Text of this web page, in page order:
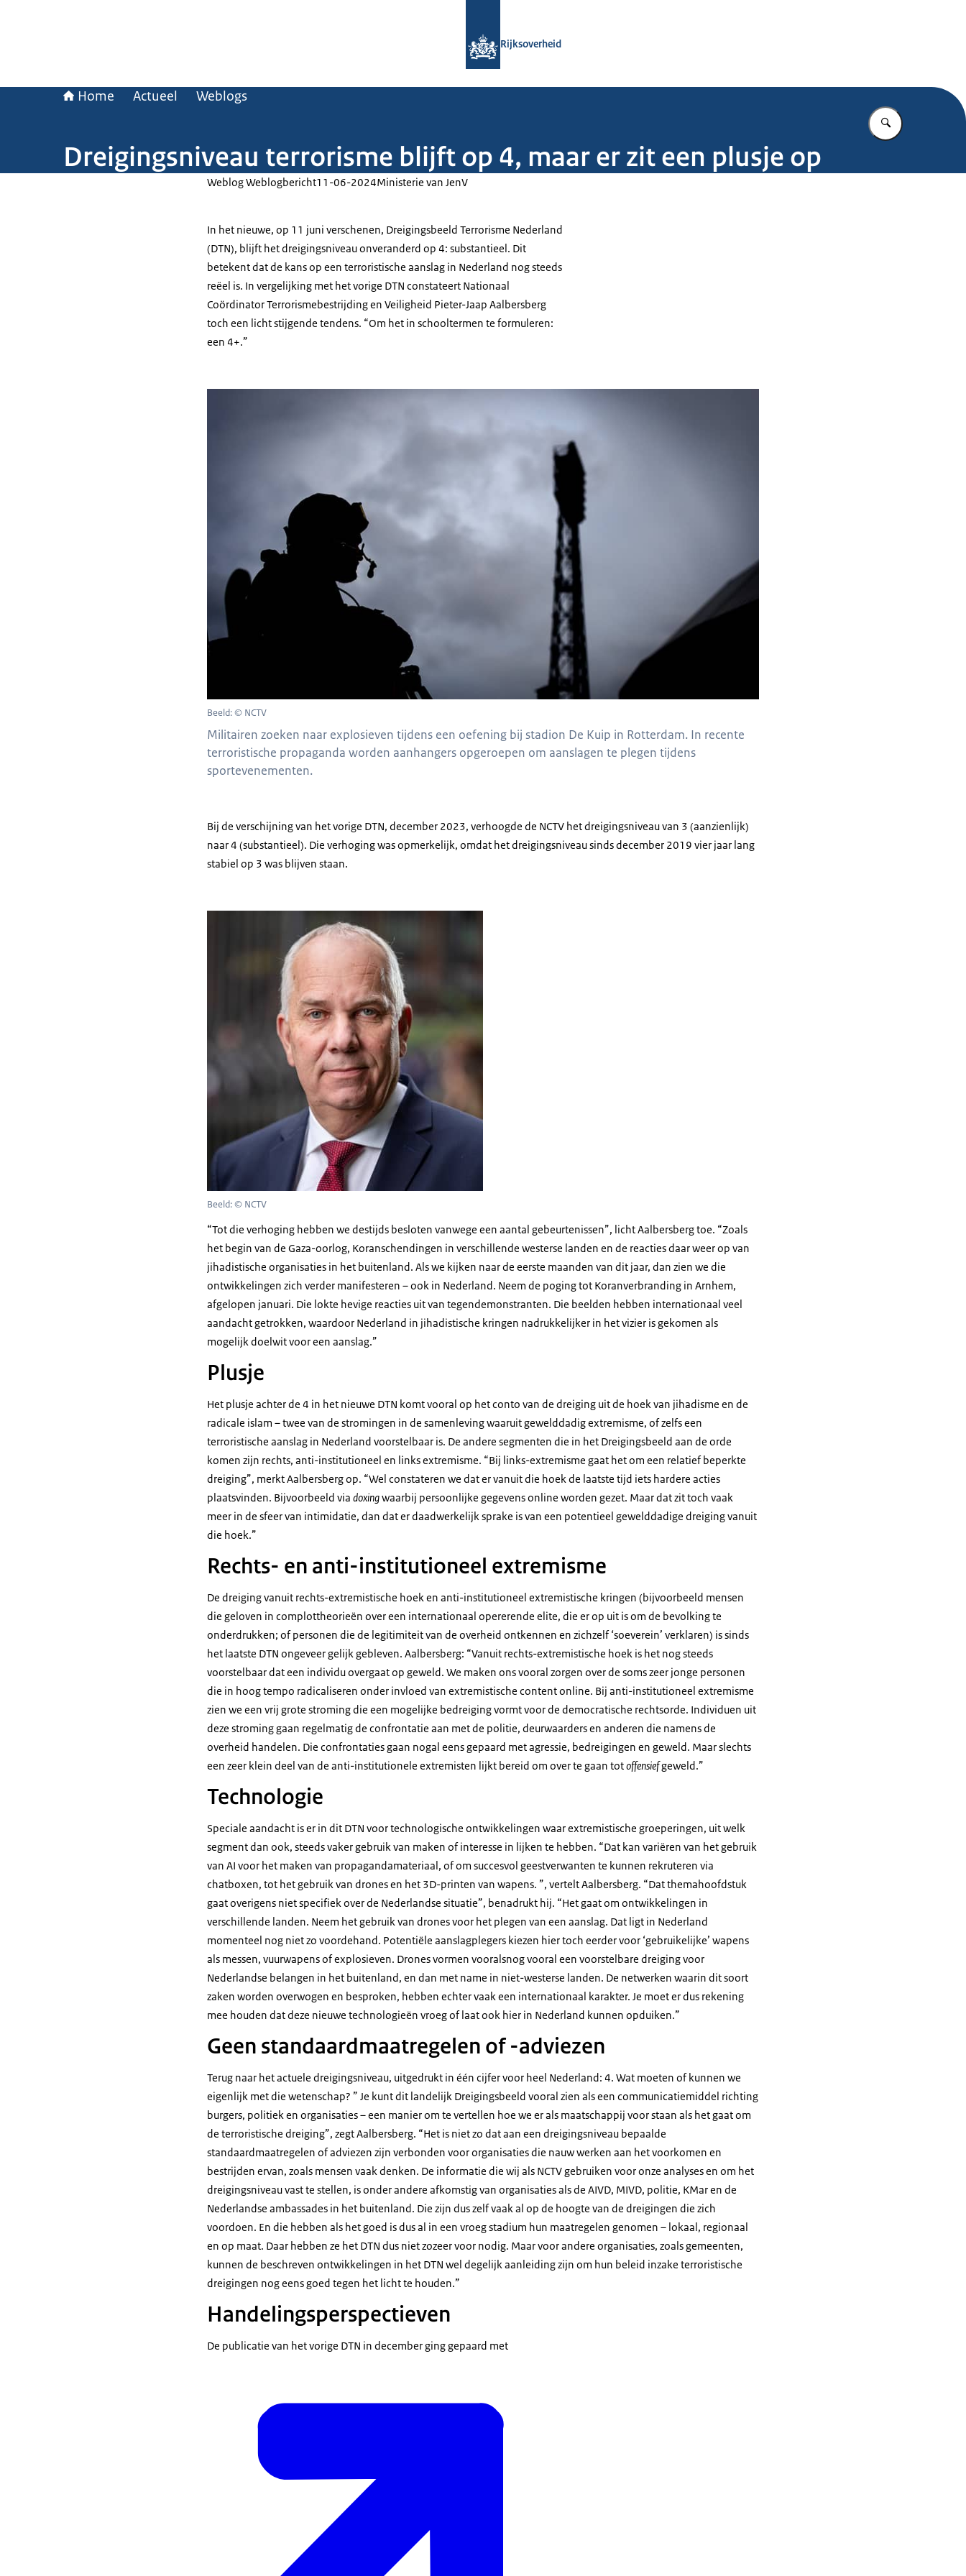
Rijksoverheid
Home Actueel Weblogs
Vul in wat u
Dreigingsniveau terrorisme blijft op 4, maar er zit een plusje op
Weblog Weblogbericht11-06-2024Ministerie van JenV
In het nieuwe, op 11 juni verschenen, Dreigingsbeeld Terrorisme Nederland
(DTN), blijft het dreigingsniveau onveranderd op 4: substantieel. Dit
betekent dat de kans op een terroristische aanslag in Nederland nog steeds
reëel is. In vergelijking met het vorige DTN constateert Nationaal
Coördinator Terrorismebestrijding en Veiligheid Pieter-Jaap Aalbersberg
toch een licht stijgende tendens. “Om het in schooltermen te formuleren:
een 4+.”
Beeld: © NCTV
Militairen zoeken naar explosieven tijdens een oefening bij stadion De Kuip in Rotterdam. In recente
terroristische propaganda worden aanhangers opgeroepen om aanslagen te plegen tijdens
sportevenementen.
Bij de verschijning van het vorige DTN, december 2023, verhoogde de NCTV het dreigingsniveau van 3 (aanzienlijk)
naar 4 (substantieel). Die verhoging was opmerkelijk, omdat het dreigingsniveau sinds december 2019 vier jaar lang
stabiel op 3 was blijven staan.
Beeld: © NCTV
“Tot die verhoging hebben we destijds besloten vanwege een aantal gebeurtenissen”, licht Aalbersberg toe. “Zoals
het begin van de Gaza-oorlog, Koranschendingen in verschillende westerse landen en de reacties daar weer op van
jihadistische organisaties in het buitenland. Als we kijken naar de eerste maanden van dit jaar, dan zien we die
ontwikkelingen zich verder manifesteren – ook in Nederland. Neem de poging tot Koranverbranding in Arnhem,
afgelopen januari. Die lokte hevige reacties uit van tegendemonstranten. Die beelden hebben internationaal veel
aandacht getrokken, waardoor Nederland in jihadistische kringen nadrukkelijker in het vizier is gekomen als
mogelijk doelwit voor een aanslag.”
Plusje
Het plusje achter de 4 in het nieuwe DTN komt vooral op het conto van de dreiging uit de hoek van jihadisme en de
radicale islam – twee van de stromingen in de samenleving waaruit gewelddadig extremisme, of zelfs een
terroristische aanslag in Nederland voorstelbaar is. De andere segmenten die in het Dreigingsbeeld aan de orde
komen zijn rechts, anti-institutioneel en links extremisme. “Bij links-extremisme gaat het om een relatief beperkte
dreiging”, merkt Aalbersberg op. “Wel constateren we dat er vanuit die hoek de laatste tijd iets hardere acties
plaatsvinden. Bijvoorbeeld via doxingwaarbij persoonlijke gegevens online worden gezet. Maar dat zit toch vaak
meer in de sfeer van intimidatie, dan dat er daadwerkelijk sprake is van een potentieel gewelddadige dreiging vanuit
die hoek.”
Rechts- en anti-institutioneel extremisme
De dreiging vanuit rechts-extremistische hoek en anti-institutioneel extremistische kringen (bijvoorbeeld mensen
die geloven in complottheorieën over een internationaal opererende elite, die er op uit is om de bevolking te
onderdrukken; of personen die de legitimiteit van de overheid ontkennen en zichzelf ‘soeverein’ verklaren) is sinds
het laatste DTN ongeveer gelijk gebleven. Aalbersberg: “Vanuit rechts-extremistische hoek is het nog steeds
voorstelbaar dat een individu overgaat op geweld. We maken ons vooral zorgen over de soms zeer jonge personen
die in hoog tempo radicaliseren onder invloed van extremistische content online. Bij anti-institutioneel extremisme
zien we een vrij grote stroming die een mogelijke bedreiging vormt voor de democratische rechtsorde. Individuen uit
deze stroming gaan regelmatig de confrontatie aan met de politie, deurwaarders en anderen die namens de
overheid handelen. Die confrontaties gaan nogal eens gepaard met agressie, bedreigingen en geweld. Maar slechts
een zeer klein deel van de anti-institutionele extremisten lijkt bereid om over te gaan totoffensiefgeweld.”
Technologie
Speciale aandacht is er in dit DTN voor technologische ontwikkelingen waar extremistische groeperingen, uit welk
segment dan ook, steeds vaker gebruik van maken of interesse in lijken te hebben. “Dat kan variëren van het gebruik
van AI voor het maken van propagandamateriaal, of om succesvol geestverwanten te kunnen rekruteren via
chatboxen, tot het gebruik van drones en het 3D-printen van wapens. ”, vertelt Aalbersberg. “Dat themahoofdstuk
gaat overigens niet specifiek over de Nederlandse situatie”, benadrukt hij. “Het gaat om ontwikkelingen in
verschillende landen. Neem het gebruik van drones voor het plegen van een aanslag. Dat ligt in Nederland
momenteel nog niet zo voordehand. Potentiële aanslagplegers kiezen hier toch eerder voor ‘gebruikelijke’ wapens
als messen, vuurwapens of explosieven. Drones vormen vooralsnog vooral een voorstelbare dreiging voor
Nederlandse belangen in het buitenland, en dan met name in niet-westerse landen. De netwerken waarin dit soort
zaken worden overwogen en besproken, hebben echter vaak een internationaal karakter. Je moet er dus rekening
mee houden dat deze nieuwe technologieën vroeg of laat ook hier in Nederland kunnen opduiken.”
Geen standaardmaatregelen of -adviezen
Terug naar het actuele dreigingsniveau, uitgedrukt in één cijfer voor heel Nederland: 4. Wat moeten of kunnen we
eigenlijk met die wetenschap? ” Je kunt dit landelijk Dreigingsbeeld vooral zien als een communicatiemiddel richting
burgers, politiek en organisaties – een manier om te vertellen hoe we er als maatschappij voor staan als het gaat om
de terroristische dreiging”, zegt Aalbersberg. “Het is niet zo dat aan een dreigingsniveau bepaalde
standaardmaatregelen of adviezen zijn verbonden voor organisaties die nauw werken aan het voorkomen en
bestrijden ervan, zoals mensen vaak denken. De informatie die wij als NCTV gebruiken voor onze analyses en om het
dreigingsniveau vast te stellen, is onder andere afkomstig van organisaties als de AIVD, MIVD, politie, KMar en de
Nederlandse ambassades in het buitenland. Die zijn dus zelf vaak al op de hoogte van de dreigingen die zich
voordoen. En die hebben als het goed is dus al in een vroeg stadium hun maatregelen genomen – lokaal, regionaal
en op maat. Daar hebben ze het DTN dus niet zozeer voor nodig. Maar voor andere organisaties, zoals gemeenten,
kunnen de beschreven ontwikkelingen in het DTN wel degelijk aanleiding zijn om hun beleid inzake terroristische
dreigingen nog eens goed tegen het licht te houden.”
Handelingsperspectieven
De publicatie van het vorige DTN in december ging gepaard met